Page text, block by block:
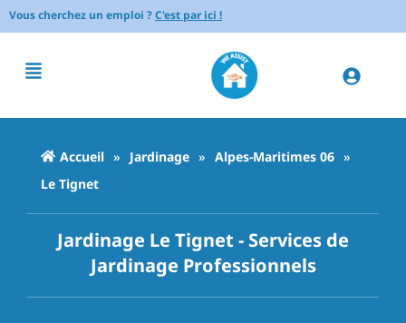
Vous cherchez un emploi ?C'est par ici !
Accueil » Jardinage » Alpes-Maritimes 06 »
Le Tignet
Jardinage Le Tignet - Services de
Jardinage Professionnels